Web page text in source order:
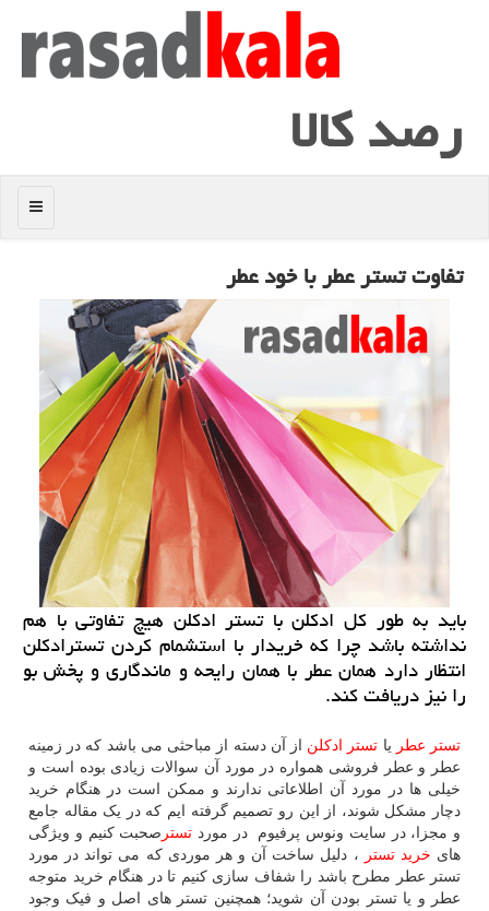
رصد كالا
منو
تفاوت تستر عطر با خود عطر
باید به طور كل ادكلن با تستر ادكلن هیچ تفاوتی با هم
نداشته باشد چرا كه خریدار با استشمام كردن تسترادكلن
انتظار دارد همان عطر با همان رایحه و ماندگاری و پخش بو
را نیز دریافت كند.
تستر عطر یا تستر ادکلن از آن دسته از مباحثی می باشد که در زمینه
عطر و عطر فروشی همواره در مورد آن سوالات زیادی بوده است و
خیلی ها در مورد آن اطلاعاتی ندارند و ممکن است در هنگام خرید
دچار مشکل شوند، از این رو تصمیم گرفته ایم که در یک مقاله جامع
و مجزا، در سایت ونوس پرفیوم در مورد تستر صحبت کنیم و ویژگی
های خرید تستر
، دلیل ساخت آن و هر موردی که می تواند در مورد
تستر عطر مطرح باشد را شفاف سازی کنیم تا در هنگام خرید متوجه
عطر و یا تستر بودن آن شوید؛ همچنین تستر های اصل و فیک وجود